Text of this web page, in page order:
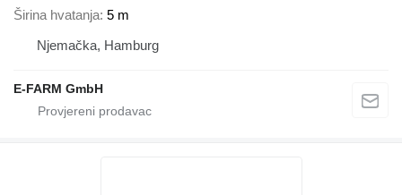
Širina hvatanja 5 m
Njemačka, Hamburg
E-FARM GmbH